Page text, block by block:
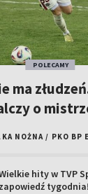
POLECAMY
ma
o
NOŻNA / PKO BP
hity w TVP
zapowiedź tygodnia!